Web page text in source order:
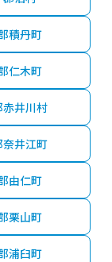
積丹町
仁木町
赤井川村
奈井江町
由仁町
栗山町
浦臼町